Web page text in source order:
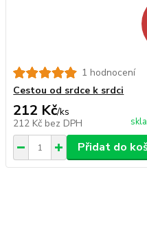
1 hodnocení
Cestou od srdce k srdci
212 Kč/ks
212 Kč bez DPH
Přidat do